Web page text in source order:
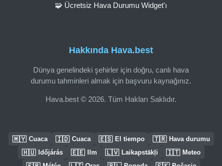
Hakkında Hava.best
Dünya genelindeki şehirler için doğru, canlı hava
durumu tahminleri almak için başvuru kaynağınız.
Hava.best © 2026. Tüm Hakları Saklıdır.
🧩 Ücretsiz Hava Durumu Widget'ı
🇲🇾 Cuaca 🇮🇩 Cuaca 🇪🇸 El tiempo 🇹🇷 Hava durumu
🇭🇺 Időjárás 🇪🇪 Ilm 🇱🇻 Laikapstākļi 🇮🇹 Meteo